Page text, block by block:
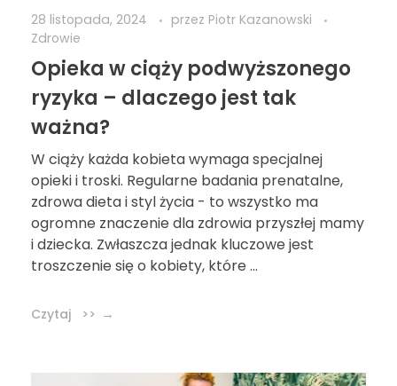
28 listopada, 2024 przez Piotr Kazanowski
Zdrowie
Opieka w ciąży podwyższonego
ryzyka – dlaczego jest tak
ważna?
W ciąży każda kobieta wymaga specjalnej
opieki i troski. Regularne badania prenatalne,
zdrowa dieta i styl życia - to wszystko ma
ogromne znaczenie dla zdrowia przyszłej mamy
i dziecka. Zwłaszcza jednak kluczowe jest
troszczenie się o kobiety, które ...
Czytaj >>